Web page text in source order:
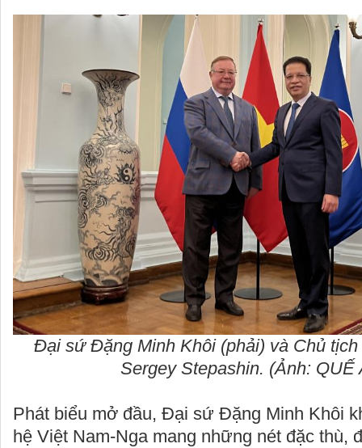
Đại sứ Đặng Minh Khôi (phải) và Chủ
Sergey Stepashin. (Ảnh: QUẾ
Phát biểu mở đầu, Đại sứ Đặng Minh Khôi
hệ Việt Nam-Nga mang những nét đặc thù,